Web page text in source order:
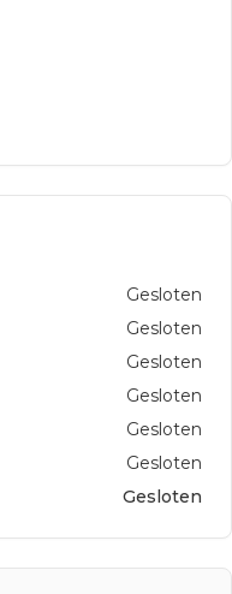
Gesloten
Gesloten
Gesloten
Gesloten
Gesloten
Gesloten
Gesloten